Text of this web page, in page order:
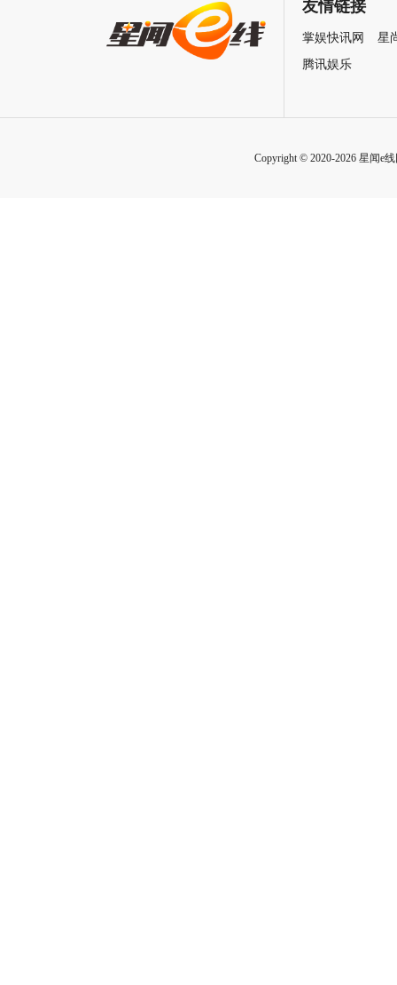
友情链接
掌娱快讯网
星
腾讯娱乐
Copyright © 2020-2026 星闻e